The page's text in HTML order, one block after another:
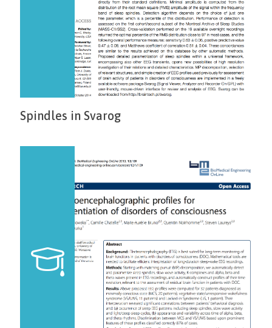
Spindles in Svarog